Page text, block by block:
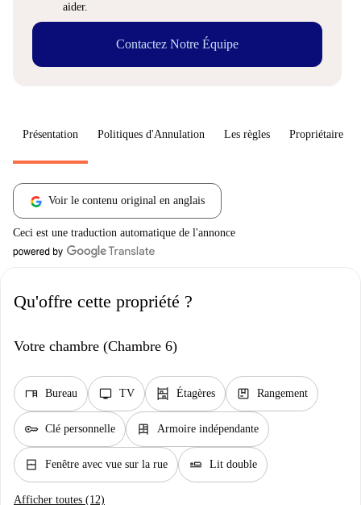
aider.
Contactez Notre Équipe
Présentation Politiques d'Annulation Les règles Propriétaire
Voir le contenu original en anglais
Ceci est une traduction automatique de l'annonce
Qu'offre cette propriété ?
Votre chambre (Chambre 6)
desk Bureau tv TV shelves Étagères package Rangement
key Clé personnelle dresser Armoire indépendante
window_closed Fenêtre avec vue sur la rue airline_seat_flat Lit double
Afficher toutes (12)